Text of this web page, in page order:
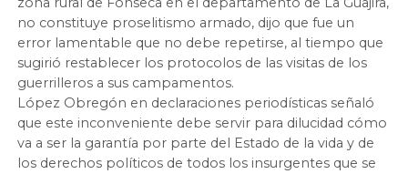
no constituye proselitismo armado, dijo que fue un
error lamentable que no debe repetirse, al tiempo que
sugirió restablecer los protocolos de las visitas de los
guerrilleros a sus campamentos.
López Obregón en declaraciones periodísticas señaló
que este inconveniente debe servir para dilucidad cómo
va a ser la garantía por parte del Estado de la vida y de
los derechos políticos de todos los insurgentes que se